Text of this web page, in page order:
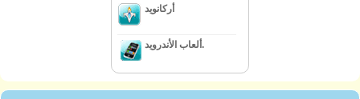
أركانويد
ألعاب الأندرويد.